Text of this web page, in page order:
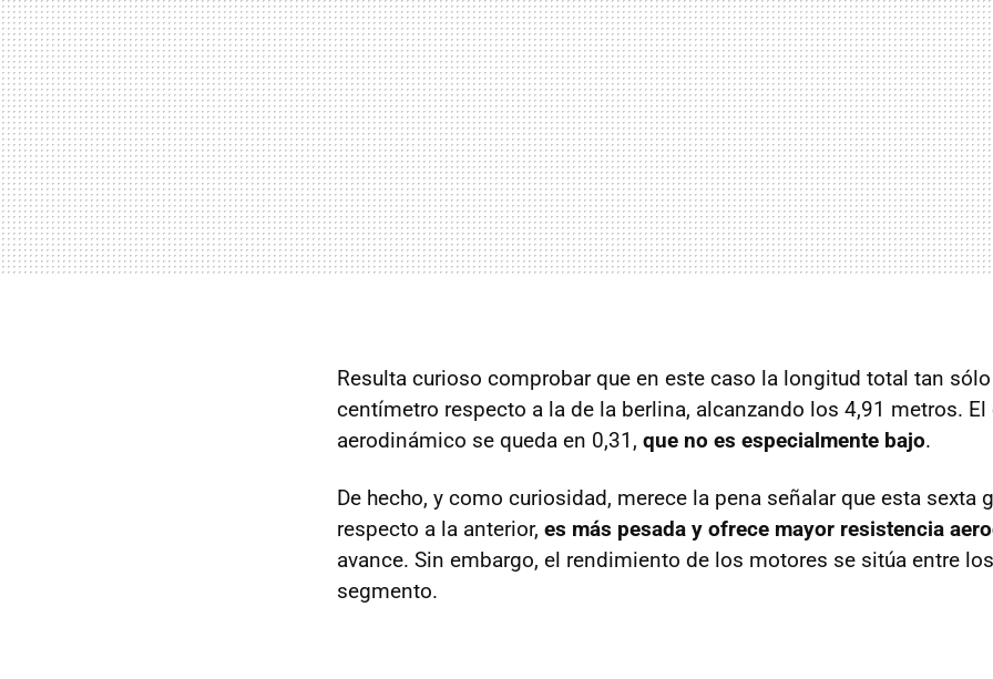
Resulta curioso comprobar que en este caso la longitud total tan
centímetro respecto a la de la berlina, alcanzando los 4,91 metros.
aerodinámico se queda en 0,31, que no es especialmente bajo.
De hecho, y como curiosidad, merece la pena señalar que esta sexta
respecto a la anterior, es más pesada y ofrece mayor resistencia
avance. Sin embargo, el rendimiento de los motores se sitúa entre
segmento.